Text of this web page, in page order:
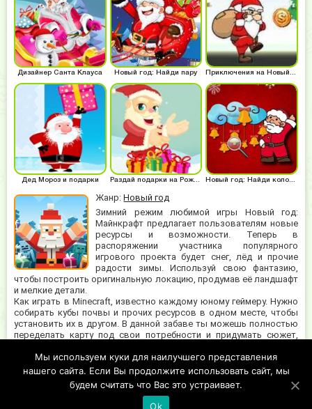
Жанр:Новый год
Зимний режим любимой игры Новый год:
Майнкрафт предлагает пользователям новые
ресурсы и возможности. Теперь в
распоряжении участника популярного
игрового проекта будет снег, лёд и прочие
радости зимы. Используй свою фантазию,
чтобы построить оригинальную локацию, продумав её ландшафт
и мелкие детали.
Как играть в Minecraft, известно каждому юному геймеру. Нужно
собирать кубы почвы и прочих ресурсов в одном месте, чтобы
установить их в другом. В данной забаве ты можешь полностью
переделать карту под свои потребности и придумать сюжет,
для креативных и творческих личностей, которые любят
сочинять свои истории и приключения, а не следовать задумке
разработчиков.
Дизайнер Санта Клауса Новый год: Найди пару
Дед Мороз и подарки Раздай подарки на Рождество Новый год: Найди колокольчик
Мы используем куки для наилучшего представления
нашего сайта. Если Вы продолжите использовать сайт, мы
будем считать что Вас это устраивает.
Ok